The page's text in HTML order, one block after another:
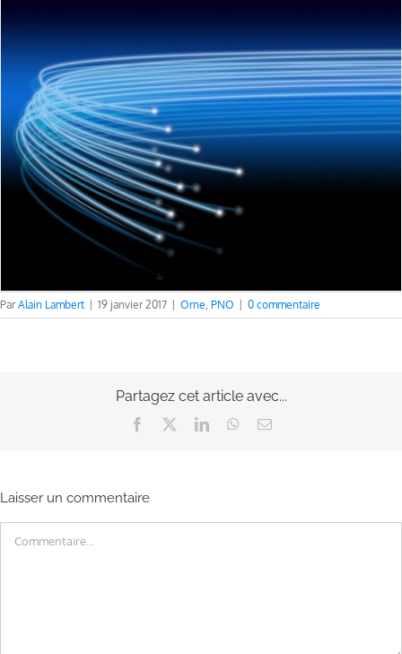
ParAlain Lambert | 19 janvier 2017 | Orne PNO | 0 commentaire
Partagez cet article avec...
Facebook LinkedInWhatsApp
Email
Laisser un commentaire